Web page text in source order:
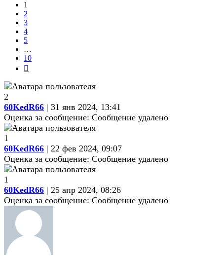
1
2
3
4
5
…
10
2
60KedR66 | 31 янв 2024, 13:41
Оценка за сообщение: Сообщение удалено
1
60KedR66 | 22 фев 2024, 09:07
Оценка за сообщение: Сообщение удалено
1
60KedR66 | 25 апр 2024, 08:26
Оценка за сообщение: Сообщение удалено